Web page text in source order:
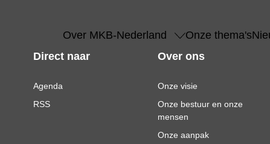
Over MKB-Nederland Onze thema's
Direct naar
Agenda
RSS
Over ons
Onze visie
Onze bestuur en onze
mensen
Onze aanpak